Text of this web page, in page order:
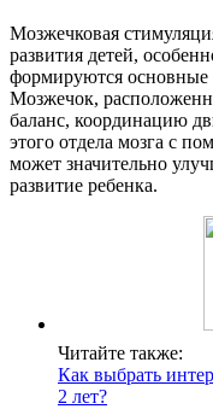
Мозжечковая
развития детей,
формируются
Мозжечок,
баланс, координацию
этого отдела мозга с
может значительно
развитие ребенка.
Читайте также:
Как выбрать
2 лет?